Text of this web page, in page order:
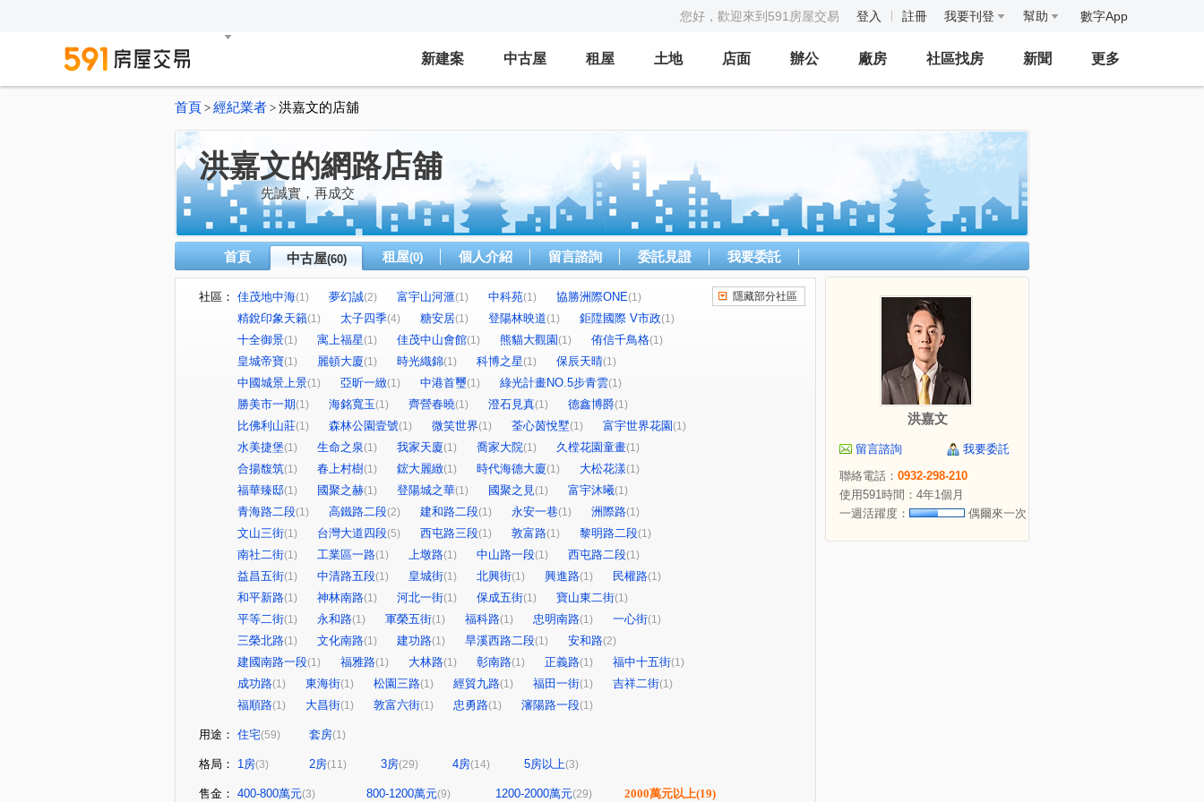
您好，歡迎來到591房屋交易 登入 註冊 我要刊登 幫助 數字App
新建案 中古屋 租屋 土地 店面 辦公 廠房 社區找房 新聞 更多
首頁 > 經紀業者 > 洪嘉文的店舖
洪嘉文的網路店舖
先誠實，再成交
首頁 中古屋(60) 租屋(0) 個人介紹 留言諮詢 委託見證 我要委託
社區： 佳茂地中海(1) 夢幻誠(2) 富宇山河滙(1) 中科苑(1) 協勝洲際ONE(1)
精銳印象天籟(1) 太子四季(4) 糖安居(1) 登陽林映道(1) 鉅陞國際 V市政(1)
十全御景(1) 寓上福星(1) 佳茂中山會館(1) 熊貓大觀園(1) 侑信千鳥格(1)
皇城帝寶(1) 麗頓大廈(1) 時光織錦(1) 科博之星(1) 保辰天晴(1)
中國城景上景(1) 亞昕一緻(1) 中港首璽(1) 綠光計畫NO.5步青雲(1)
勝美市一期(1) 海銘寬玉(1) 齊營春曉(1) 澄石見真(1) 德鑫博爵(1)
比佛利山莊(1) 森林公園壹號(1) 微笑世界(1) 荃心茵悅墅(1) 富宇世界花園 (1)
水美捷堡(1) 生命之泉(1) 我家天廈(1) 喬家大院(1) 久樘花園童畫(1)
合揚馥筑(1) 春上村樹(1) 鋐大麗緻(1) 時代海德大廈(1) 大松花漾(1)
福華臻邸(1) 國聚之赫(1) 登陽城之華(1) 國聚之見(1) 富宇沐曦(1)
青海路二段(1) 高鐵路二段(2) 建和路二段(1) 永安一巷(1) 洲際路(1)
文山三街(1) 台灣大道四段(5) 西屯路三段(1) 敦富路(1) 黎明路二段(1)
南社二街(1) 工業區一路(1) 上墩路(1) 中山路一段(1) 西屯路二段(1)
益昌五街(1) 中清路五段(1) 皇城街(1) 北興街(1) 興進路(1) 民權路(1)
和平新路(1) 神林南路(1) 河北一街(1) 保成五街(1) 寶山東二街(1)
平等二街(1) 永和路(1) 軍榮五街(1) 福科路(1) 忠明南路(1) 一心街(1)
三榮北路(1) 文化南路(1) 建功路(1) 旱溪西路二段(1) 安和路(2)
建國南路一段(1) 福雅路(1) 大林路(1) 彰南路(1) 正義路(1) 福中十五街(1)
成功路(1) 東海街(1) 松園三路(1) 經貿九路(1) 福田一街(1) 吉祥二街(1)
福順路(1) 大昌街(1) 敦富六街(1) 忠勇路(1) 瀋陽路一段(1)
隱藏部分社區
用途： 住宅(59) 套房(1)
格局： 1房(3) 2房(11) 3房(29) 4房(14) 5房以上(3)
售金： 400-800萬元(3) 800-1200萬元(9) 1200-2000萬元(29) 2000萬元以上(19)
洪嘉文
留言諮詢
我要委託
聯絡電話： 0932-298-210
使用591時間：4年1個月
一週活躍度：
偶爾來一次